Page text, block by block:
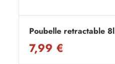
Poubelle retractable 8l
7,99 €